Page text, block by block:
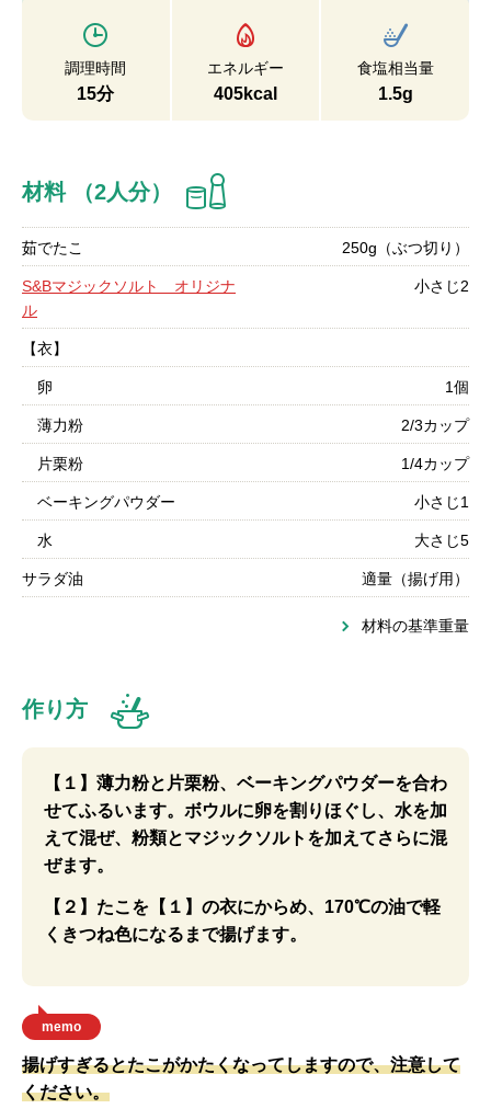
調理時間
15分
エネルギー
405kcal
食塩相当量
1.5g
材料 （2人分）
茹でたこ 250g（ぶつ切り）
S&Bマジックソルト オリジナ
ル
小さじ2
【衣】
卵 1個
薄力粉 2/3カップ
片栗粉 1/4カップ
ベーキングパウダー 小さじ1
水 大さじ5
サラダ油 適量（揚げ用）
材料の基準重量
作り方
【１】薄力粉と片栗粉、ベーキングパウダーを合わ
せてふるいます。ボウルに卵を割りほぐし、水を加
えて混ぜ、粉類とマジックソルトを加えてさらに混
ぜます。
【２】たこを【１】の衣にからめ、170℃の油で軽
くきつね色になるまで揚げます。
memo
揚げすぎるとたこがかたくなってしますので、注意して
ください。